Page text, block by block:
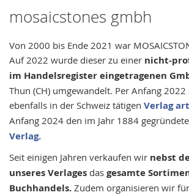
mosaicstones gmbh
Von 2000 bis Ende 2021 war
Auf 2022 wurde dieser zu einer nicht-
im Handelsregister eingetragenen
Thun (CH) umgewandelt. Per Anfang
ebenfalls in der Schweiz tätigen Verlag
Anfang 2024 den im Jahr 1884
Verlag.
Seit einigen Jahren verkaufen wir nebst
unseres Verlages das gesamte
Buchhandels. Zudem organisieren wir